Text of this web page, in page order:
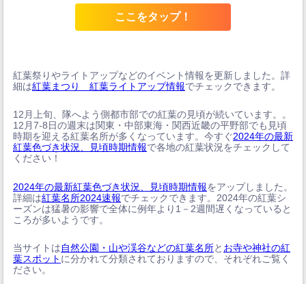
ここをタップ！
紅葉祭りやライトアップなどのイベント情報を更新しました。詳
細は紅葉まつり 紅葉ライトアップ情報でチェックできます。
12月上旬、隊へよう側都市部での紅葉の見頃が続いています。。
12月7-8日の週末は関東・中部東海・関西近畿の平野部でも見頃
時期を迎える紅葉名所が多くなっています。今すぐ2024年の最新
紅葉色づき状況、見頃時期情報で各地の紅葉状況をチェックして
ください！
2024年の最新紅葉色づき状況、見頃時期情報をアップしました。
詳細は紅葉名所2024速報でチェックできます。2024年の紅葉シ
ーズンは猛暑の影響で全体に例年より1－2週間遅くなっていると
ころが多いようです。
当サイトは自然公園・山や渓谷などの紅葉名所と お寺や神社の紅
葉スポット に分かれて分類されておりますので、それぞれご覧く
ださい。